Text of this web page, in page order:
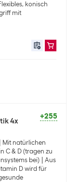
konisch
mit
+255
4x
Mit natürlichen
C & D (tragen zu
bei)
Aus
D wird für